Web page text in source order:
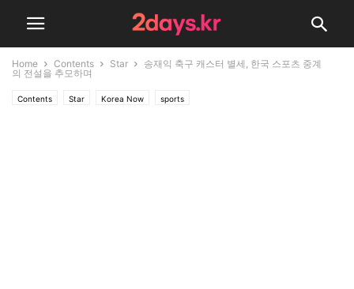
Home Contents Star
송재익 축구 캐스터 별세, 한국 스포츠 중계
의 전설을 추모하며
Contents Star Korea Now sports